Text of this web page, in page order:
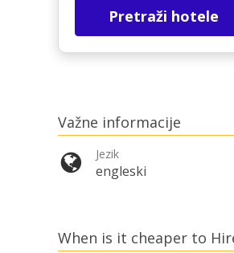
Pretraži hotele
Važne informacije
Jezik
engleski
When is it cheaper to